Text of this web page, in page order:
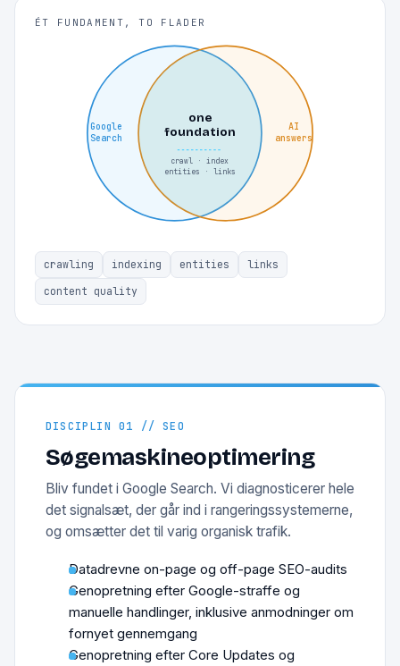
ÉT FUNDAMENT, TO FLADER
Google
Search
AI
answers
one
foundation
crawl · index
entities · links
crawling indexing entities
links
content quality
DISCIPLIN 01 // SEO
Søgemaskineoptimering
Bliv fundet i Google Search. Vi diagnosticerer hele
det signalsæt, der går ind i rangeringssystemerne,
og omsætter det til varig organisk trafik.
Datadrevne on-page og off-page SEO-audits
Genopretning efter Google-straffe og
manuelle handlinger, inklusive anmodninger om
fornyet gennemgang
Genopretning efter Core Updates og